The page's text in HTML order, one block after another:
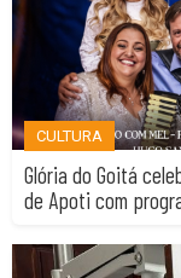
CULTURA
Glória do Goitá
de Apoti com